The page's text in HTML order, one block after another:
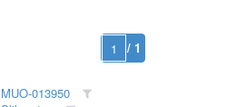
/ 1
MUO-013950